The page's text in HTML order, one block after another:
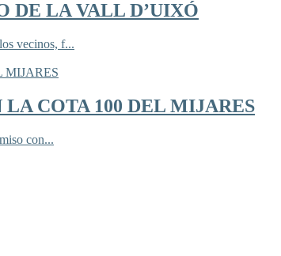
DE LA VALL D’UIXÓ
vecinos, f...
COTA 100 DEL MIJARES
con...